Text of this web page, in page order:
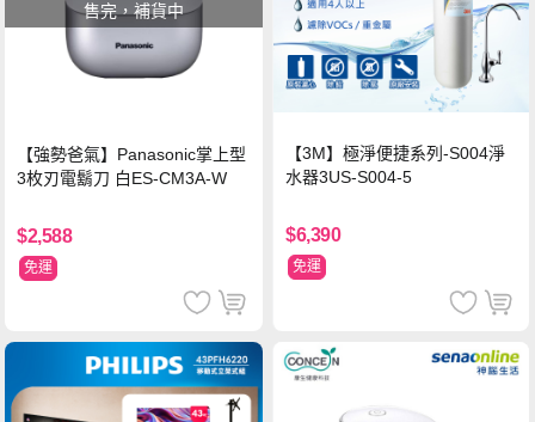
售完，補貨中
【強勢爸氣】Panasonic掌上型
3枚刃電鬍刀 白ES-CM3A-W
$2,588
免運
【3M】極淨便捷系列-S004淨
水器3US-S004-5
$6,390
免運